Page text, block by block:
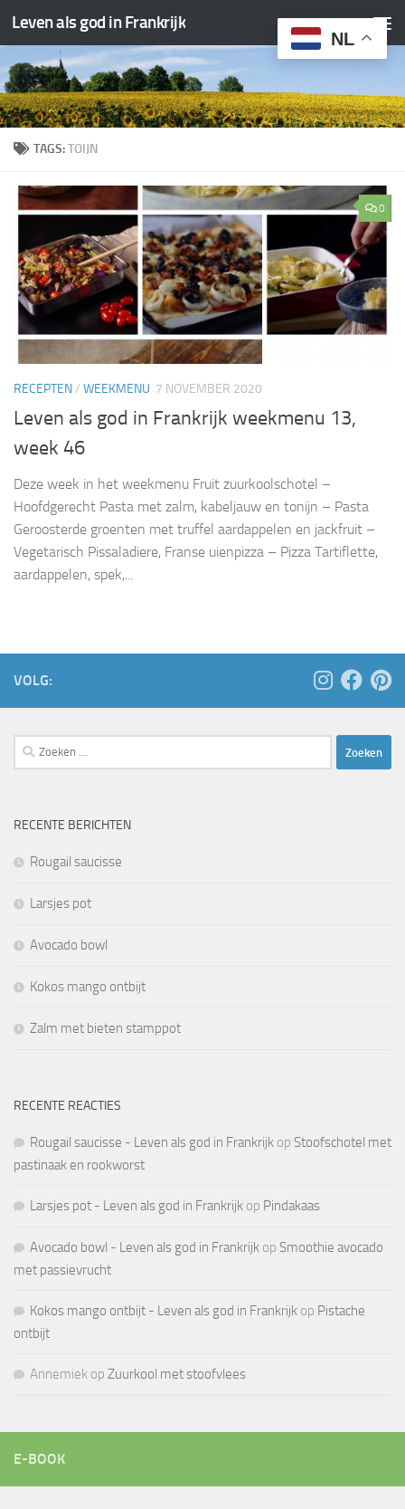
Doorgaan naar inhoud
Leven als god in Frankrijk
TAGS:TOIJN
0
RECEPTEN/ WEEKMENU 7 NOVEMBER 2020
Leven als god in Frankrijk weekmenu 13,
week 46
Deze week in het weekmenu Fruit zuurkoolschotel –
Hoofdgerecht Pasta met zalm, kabeljauw en tonijn – Pasta
Geroosterde groenten met truffel aardappelen en jackfruit –
Vegetarisch Pissaladiere, Franse uienpizza – Pizza Tartiflette,
aardappelen, spek,...
VOLG:
Zoeken
naar:
RECENTE BERICHTEN
Rougail saucisse
Larsjes pot
Avocado bowl
Kokos mango ontbijt
Zalm met bieten stamppot
RECENTE REACTIES
Rougail saucisse - Leven als god in Frankrijk op Stoofschotel met
pastinaak en rookworst
Larsjes pot - Leven als god in Frankrijk op Pindakaas
Avocado bowl - Leven als god in Frankrijk op Smoothie avocado
met passievrucht
Kokos mango ontbijt - Leven als god in Frankrijk op Pistache
ontbijt
Annemiek op Zuurkool met stoofvlees
E-BOOK
NL